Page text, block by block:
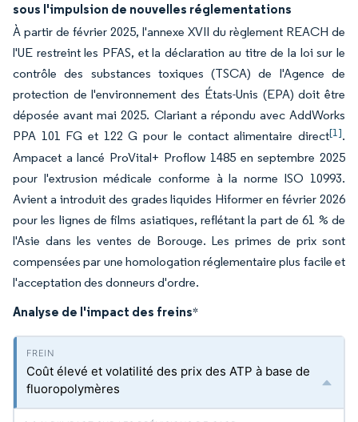
sous l'impulsion de nouvelles réglementations
À partir de février 2025, l'annexe XVII du règlement REACH de
l'UE restreint les PFAS, et la déclaration au titre de la loi sur le
contrôle des substances toxiques (TSCA) de l'Agence de
protection de l'environnement des États-Unis (EPA) doit être
déposée avant mai 2025. Clariant a répondu avec AddWorks
PPA 101 FG et 122 G pour le contact alimentaire direct[1].
Ampacet a lancé ProVital+ Proflow 1485 en septembre 2025
pour l'extrusion médicale conforme à la norme ISO 10993.
Avient a introduit des grades liquides Hiformer en février 2026
pour les lignes de films asiatiques, reflétant la part de 61 % de
l'Asie dans les ventes de Borouge. Les primes de prix sont
compensées par une homologation réglementaire plus facile et
l'acceptation des donneurs d'ordre.
Analyse de l'impact des freins*
Coût élevé et volatilité des prix des ATP à base de
fluoropolymères